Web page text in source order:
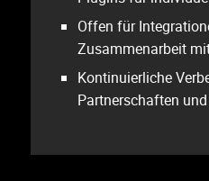
Offen für
Zusammenarbeit
Kontinuierliche
Partnerschaften